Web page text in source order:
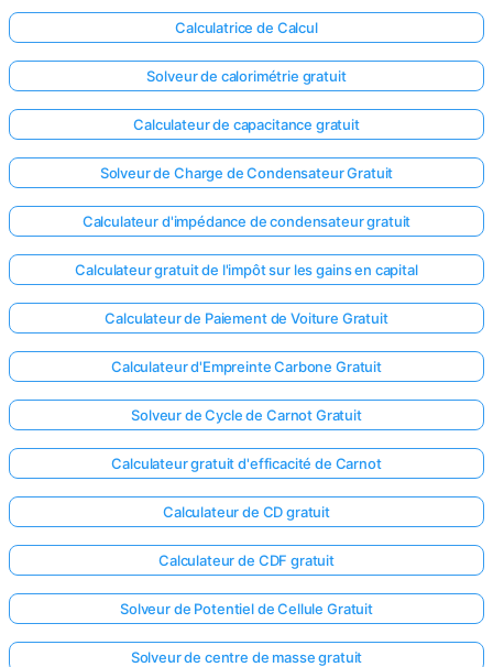
Calculatrice de Calcul
Solveur de calorimétrie gratuit
Calculateur de capacitance gratuit
Solveur de Charge de Condensateur Gratuit
Calculateur d'impédance de condensateur gratuit
Calculateur gratuit de l'impôt sur les gains en capital
Calculateur de Paiement de Voiture Gratuit
Calculateur d'Empreinte Carbone Gratuit
Solveur de Cycle de Carnot Gratuit
Calculateur gratuit d'efficacité de Carnot
Calculateur de CD gratuit
Calculateur de CDF gratuit
Solveur de Potentiel de Cellule Gratuit
Solveur de centre de masse gratuit